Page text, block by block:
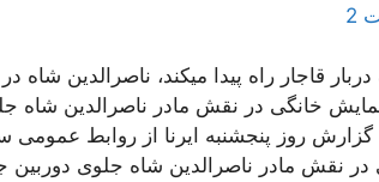
2
قاجار راه پیدا میکند، ناصرالدین شاه
خانگی در نقش مادر ناصرالدین شاه
روز پنجشنبه ایرنا از روابط عمومی
نقش مادر ناصرالدین شاه جلوی